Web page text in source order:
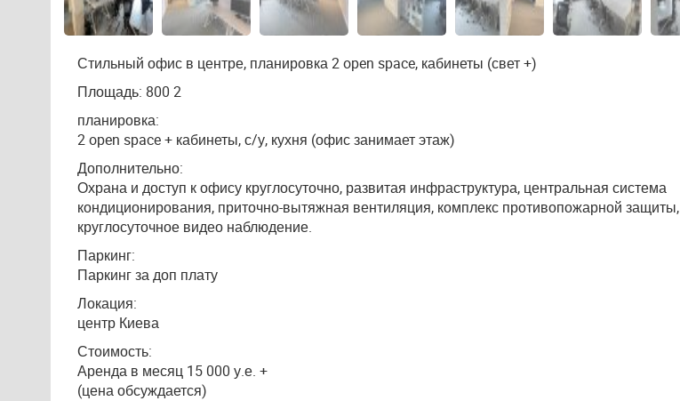
Стильный офис в центре, планировка 2 open space, кабинеты (свет +)
Площадь: 800 2
планировка:
2 open space + кабинеты, с/у, кухня (офис занимает этаж)
Дополнительно:
Охрана и доступ к офису круглосуточно, развитая инфраструктура, центральная система
кондиционирования, приточно-вытяжная вентиляция, комплекс противопожарной защиты,
круглосуточное видео наблюдение.
Паркинг:
Паркинг за доп плату
Локация:
центр Киева
Стоимость:
Аренда в месяц 15 000 у.е. +
(цена обсуждается)